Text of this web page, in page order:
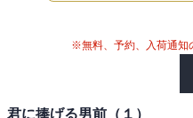
※無料、予約、入荷通知
君に捧げる男前（１）